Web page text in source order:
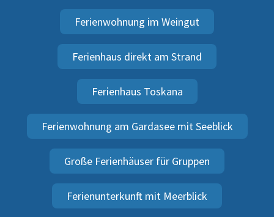
Ferienwohnung im Weingut
Ferienhaus direkt am Strand
Ferienhaus Toskana
Ferienwohnung am Gardasee mit Seeblick
Große Ferienhäuser für Gruppen
Ferienunterkunft mit Meerblick